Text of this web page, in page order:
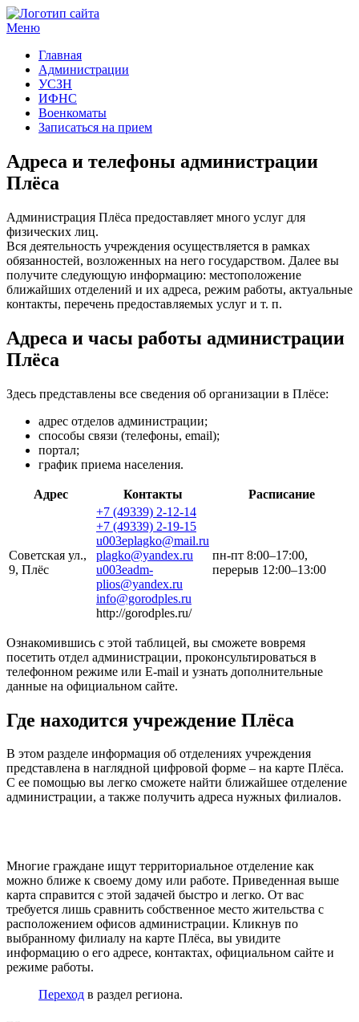
Меню
Главная
Администрации
УСЗН
ИФНС
Военкоматы
Записаться на прием
Адреса и телефоны администрации
Плёса
Администрация Плёса предоставляет много услуг для
физических лиц.
Вся деятельность учреждения осуществляется в рамках
обязанностей, возложенных на него государством. Далее вы
получите следующую информацию: местоположение
ближайших отделений и их адреса, режим работы, актуальные
контакты, перечень предоставляемых услуг и т. п.
Адреса и часы работы администрации
Плёса
Здесь представлены все сведения об организации в Плёсе:
адрес отделов администрации;
способы связи (телефоны, email);
портал;
график приема населения.
Адрес Контакты Расписание
Советская ул.,
9, Плёс
+7 (49339) 2-12-14
+7 (49339) 2-19-15
u003eplagko@mail.ru
plagko@yandex.ru
u003eadm-
plios@yandex.ru
info@gorodples.ru
http://gorodples.ru/
пн-пт 8:00–17:00,
перерыв 12:00–13:00
Ознакомившись с этой таблицей, вы сможете вовремя
посетить отдел администрации, проконсультироваться в
телефонном режиме или E-mail и узнать дополнительные
данные на официальном сайте.
Где находится учреждение Плёса
В этом разделе информация об отделениях учреждения
представлена в наглядной цифровой форме – на карте Плёса.
С ее помощью вы легко сможете найти ближайшее отделение
администрации, а также получить адреса нужных филиалов.
Многие граждане ищут территориальное отделение как
можно ближе к своему дому или работе. Приведенная выше
карта справится с этой задачей быстро и легко. От вас
требуется лишь сравнить собственное место жительства с
расположением офисов администрации. Кликнув по
выбранному филиалу на карте Плёса, вы увидите
информацию о его адресе, контактах, официальном сайте и
режиме работы.
Переход в раздел региона.